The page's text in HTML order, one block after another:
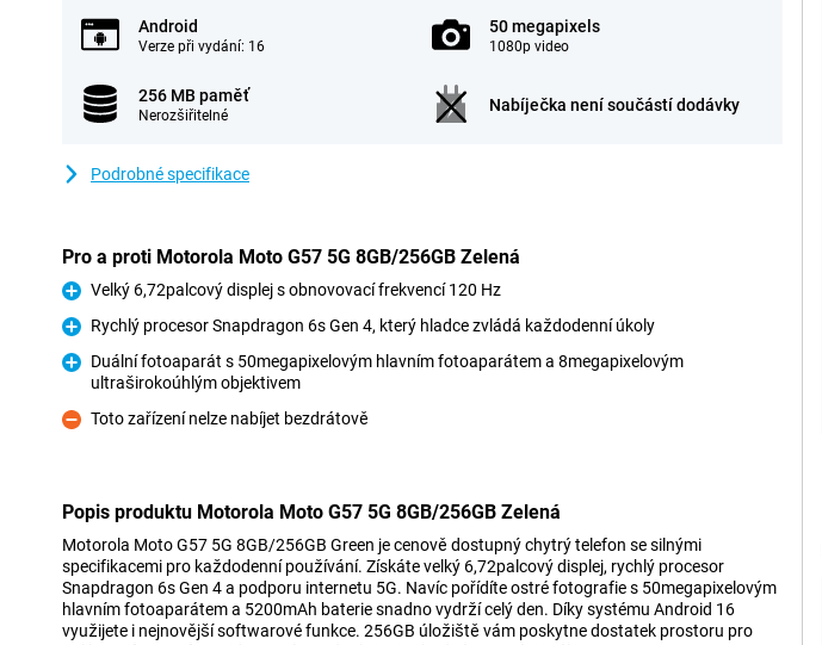
Android
Verze při vydání: 16
50 megapixels
1080p video
256 MB paměť
Nerozšiřitelné
Nabíječka není součástí dodávky
Podrobné specifikace
Pro a proti Motorola Moto G57 5G 8GB/256GB Zelená
Pro
Velký 6,72palcový displej s obnovovací frekvencí 120 Hz
Pro
Rychlý procesor Snapdragon 6s Gen 4, který hladce zvládá každodenní úkoly
Duální fotoaparát s 50megapixelovým hlavním fotoaparátem a 8megapixelovým
ultraširokoúhlým objektivem
Proti
Toto zařízení nelze nabíjet bezdrátově
Popis produktu Motorola Moto G57 5G 8GB/256GB Zelená
Motorola Moto G57 5G 8GB/256GB Green je cenově dostupný chytrý telefon se silnými
specifikacemi pro každodenní používání. Získáte velký 6,72palcový displej, rychlý procesor
Snapdragon 6s Gen 4 a podporu internetu 5G. Navíc pořídíte ostré fotografie s 50megapixelovým
hlavním fotoaparátem a 5200mAh baterie snadno vydrží celý den. Díky systému Android 16
využijete i nejnovější softwarové funkce. 256GB úložiště vám poskytne dostatek prostoru pro